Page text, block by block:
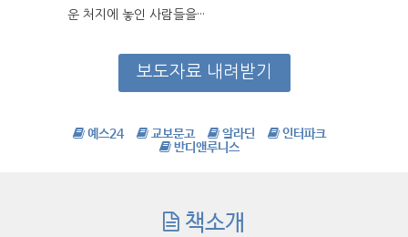
운 처지에 놓인 사람들을···
보도자료 내려받기
예스24 교보문고 알라딘
인터파크
반디앤루니스
책소개